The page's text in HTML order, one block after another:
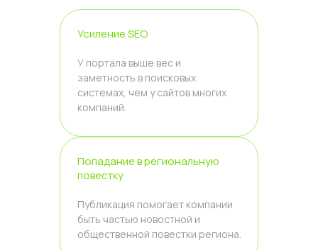
Усиление SEO
У портала выше вес и
заметность в поисковых
системах, чем у сайтов многих
компаний.
Попадание в региональную
повестку
Публикация помогает компании
быть частью новостной и
общественной повестки региона.